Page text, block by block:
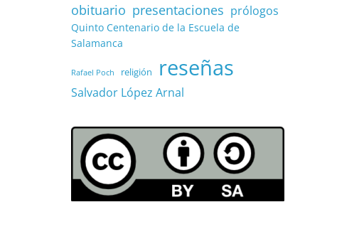
obituario presentaciones prólogos
Quinto Centenario de la Escuela de
Salamanca
Rafael Poch religión reseñas
Salvador López Arnal